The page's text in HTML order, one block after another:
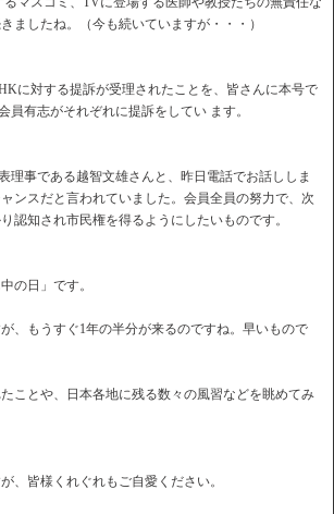
きましたね。（今も続いていますが・・・）
に対する提訴が受理されたことを、 皆さんに本号で
員有志がそれぞれに提訴をしてい ます。
理事である越智文雄さんと、 昨日電話でお話ししま
ンスだと言われていました。会員全員の努力で、 次
認知され市民権を得るようにしたいものです。
の日」です。
、
もうすぐ1年の半分が来るのですね。早いもので
ことや、
日本各地に残る数々の風習などを眺めてみ
、皆様くれぐれもご自愛ください。